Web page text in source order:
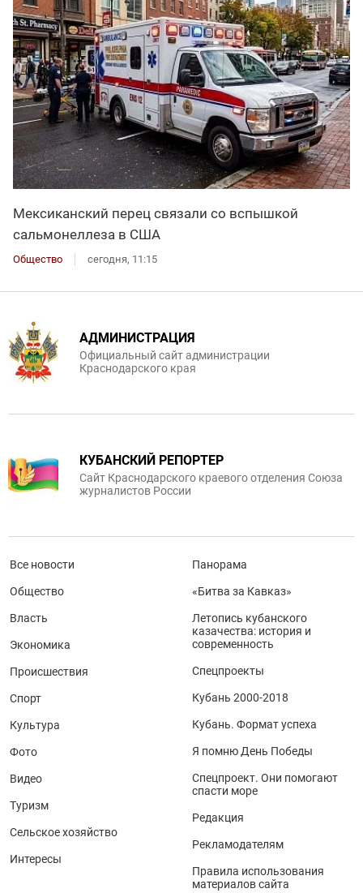
Мексиканский перец связали со вспышкой
сальмонеллеза в США
Общество сегодня, 11:15
АДМИНИСТРАЦИЯ
Официальный сайт администрации
Краснодарского края
КУБАНСКИЙ РЕПОРТЕР
Сайт Краснодарского краевого отделения Союза
журналистов России
Все новости
Общество
Власть
Экономика
Происшествия
Спорт
Культура
Фото
Видео
Туризм
Сельское хозяйство
Интересы
Панорама
«Битва за Кавказ»
Летопись кубанского
казачества: история и
современность
Спецпроекты
Кубань 2000-2018
Кубань. Формат успеха
Я помню День Победы
Спецпроект. Они помогают
спасти море
Редакция
Рекламодателям
Правила использования
материалов сайта